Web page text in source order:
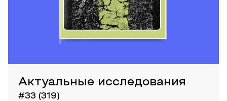
Актуальные исследования
#33 (319)